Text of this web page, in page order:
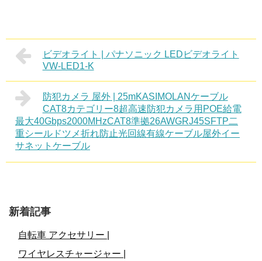
ビデオライト | パナソニック LEDビデオライト
VW-LED1-K
防犯カメラ 屋外 | 25mKASIMOLANケーブル
CAT8カテゴリー8超高速防犯カメラ用POE給電
最大40Gbps2000MHzCAT8準拠26AWGRJ45SFTP二
重シールドツメ折れ防止光回線有線ケーブル屋外イー
サネットケーブル
新着記事
自転車 アクセサリー |
ワイヤレスチャージャー |